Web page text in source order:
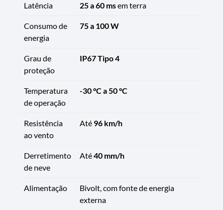
Latência 25 a 60 msem terra
Consumo de
energia
75 a 100 W
Grau de
proteção
IP67 Tipo 4
Temperatura
de operação
-30 °C a 50 °C
Resistência
ao vento
Até 96 km/h
Derretimento
de neve
Até40 mm/h
Alimentação
Bivolt, com fonte de energia
externa